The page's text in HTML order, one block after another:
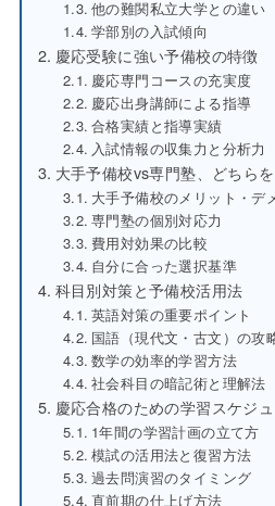
他の難関私立大学との違い
学部別の入試傾向
慶応受験に強い予備校の特徴
慶応専門コースの充実度
慶応出身講師による指導
合格実績と指導実績
入試情報の収集力と分析力
大手予備校vs専門塾、どちら
大手予備校のメリット・デ
専門塾の個別対応力
費用対効果の比較
自分に合った選択基準
科目別対策と予備校活用法
英語対策の重要ポイント
国語（現代文・古文）の攻
数学の効率的学習方法
社会科目の暗記術と理解法
慶応合格のための学習スケジ
1年間の学習計画の立て方
模試の活用法と復習方法
過去問演習のタイミング
直前期の仕上げ方法